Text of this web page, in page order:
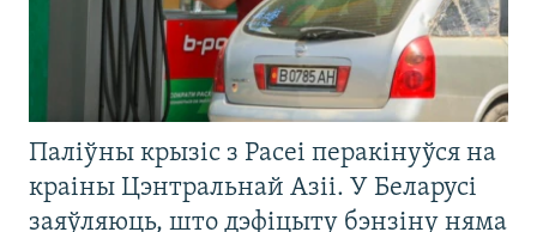
Паліўны крызіс з Расеі перакінуўся на
краіны Цэнтральнай Азіі. У Беларусі
заяўляюць, што дэфіцыту бэнзіну няма